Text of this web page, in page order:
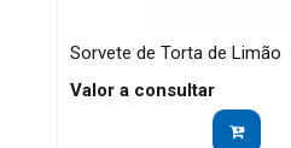
Sorvete de Torta de Limão
Valor a consultar